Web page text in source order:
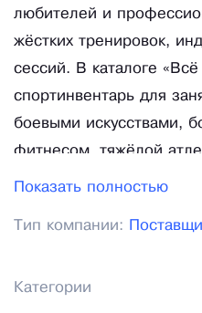
любителей и
жёстких тренировок,
сессий. В каталоге
спортинвентарь для
боевыми искусствами,
фитнесом, тяжёлой
найдёте спортивные
производителей. Мы
Действует доставка по
Показать полностью
Тип компании:
Категории